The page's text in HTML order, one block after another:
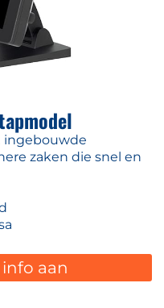
ingebouwde
zaken die snel en
aan